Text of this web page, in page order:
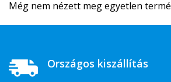
Még nem nézett meg egyetlen
Országos kiszállítás